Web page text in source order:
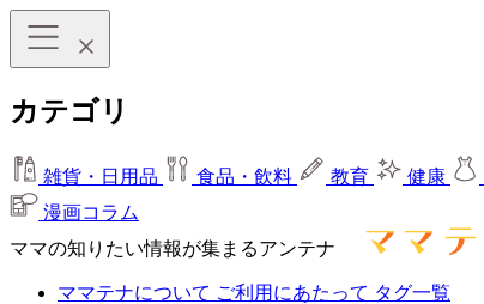
カテゴリ
雑貨・日用品 食品・飲料 教育 健康
漫画コラム
ママの知りたい情報が集まるアンテナ
ママテナについて ご利用にあたって タグ一覧